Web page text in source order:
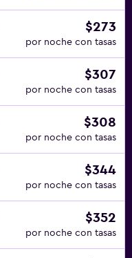
$273
por noche con tasas
$307
por noche con tasas
$308
por noche con tasas
$344
por noche con tasas
$352
por noche con tasas